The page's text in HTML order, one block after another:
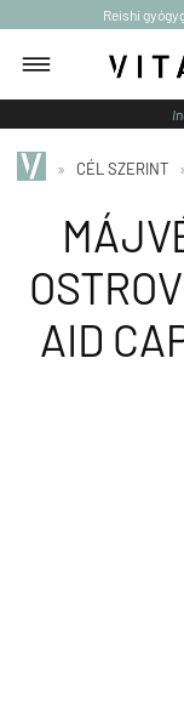
Reishi
» CÉL SZERINT
AID